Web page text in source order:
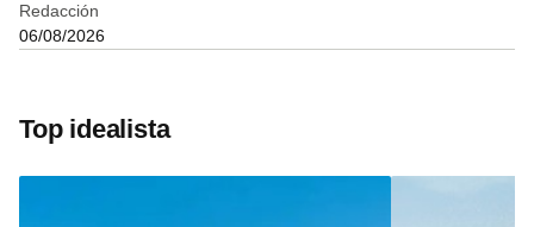
Redacción
06/08/2026
Top idealista